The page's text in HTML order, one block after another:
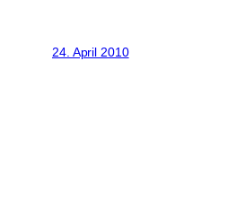
24. April 2010